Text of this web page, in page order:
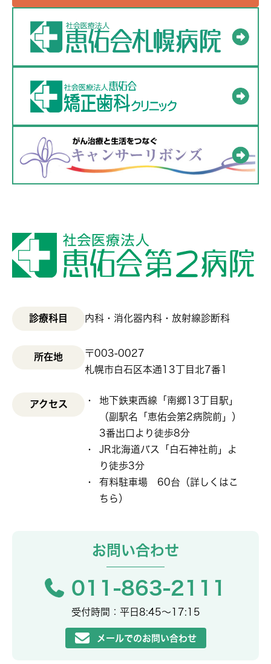
診療科目 内科・消化器内科・放射線診断科
所在地
〒003-0027
札幌市白石区本通13丁目北7番1
アクセス
地下鉄東西線「南郷13丁目駅」
（副駅名「恵佑会第2病院前」）
3番出口より徒歩8分
JR北海道バス「白石神社前」よ
り徒歩3分
有料駐車場 60台（詳しくはこ
ちら ）
お問い合わせ
011-863-2111
受付時間：平日8:45〜17:15
メールでのお問い合わせ